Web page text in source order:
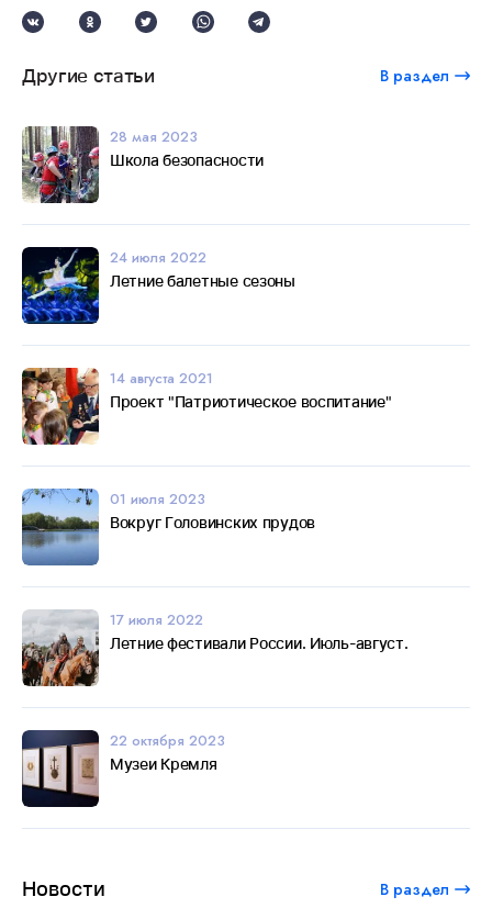
Новости В раздел
Другие статьи В раздел
28 мая 2023
Школа безопасности
24 июля 2022
Летние балетные сезоны
14 августа 2021
Проект "Патриотическое воспитание"
01 июля 2023
Вокруг Головинских прудов
17 июля 2022
Летние фестивали России. Июль-август.
22 октября 2023
Музеи Кремля